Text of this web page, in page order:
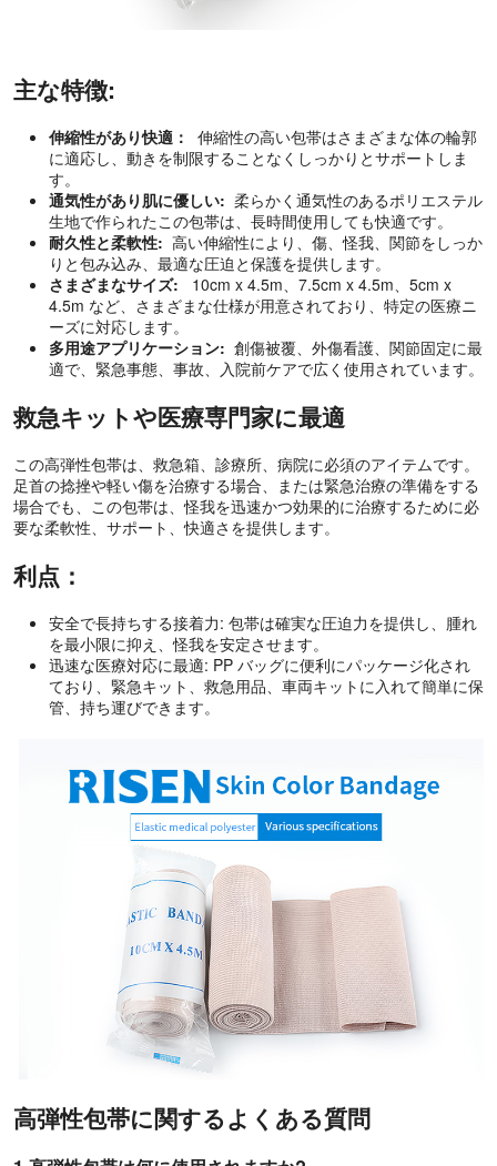
主な特徴:
伸縮性があり快適： 伸縮性の高い包帯はさまざまな体の輪郭
に適応し、動きを制限することなくしっかりとサポートしま
す。
通気性があり肌に優しい: 柔らかく通気性のあるポリエステル
生地で作られたこの包帯は、長時間使用しても快適です。
耐久性と柔軟性: 高い伸縮性により、傷、怪我、関節をしっか
りと包み込み、最適な圧迫と保護を提供します。
さまざまなサイズ:
10cm x 4.5m、7.5cm x 4.5m、5cm x
4.5m など、さまざまな仕様が用意されており、特定の医療ニ
ーズに対応します。
多用途アプリケーション: 創傷被覆、外傷看護、関節固定に最
適で、緊急事態、事故、入院前ケアで広く使用されています。
救急キットや医療専門家に最適
この高弾性包帯は、救急箱、診療所、病院に必須のアイテムです。
足首の捻挫や軽い傷を治療する場合、または緊急治療の準備をする
場合でも、この包帯は、怪我を迅速かつ効果的に治療するために必
要な柔軟性、サポート、快適さを提供します。
利点：
安全で長持ちする接着力: 包帯は確実な圧迫力を提供し、腫れ
を最小限に抑え、怪我を安定させます。
迅速な医療対応に最適: PP バッグに便利にパッケージ化され
ており、緊急キット、救急用品、車両キットに入れて簡単に保
管、持ち運びできます。
高弾性包帯に関するよくある質問